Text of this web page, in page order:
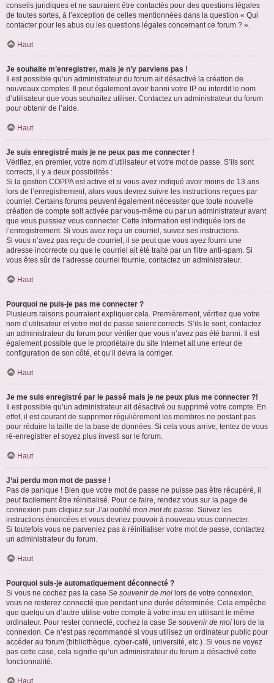
conseils juridiques et ne sauraient être contactés pour des questions légales
de toutes sortes, à l’exception de celles mentionnées dans la question « Qui
contacter pour les abus ou les questions légales concernant ce forum ? ».
Haut
Je souhaite m’enregistrer, mais je n’y parviens pas !
Il est possible qu’un administrateur du forum ait désactivé la création de
nouveaux comptes. Il peut également avoir banni votre IP ou interdit le nom
d’utilisateur que vous souhaitez utiliser. Contactez un administrateur du forum
pour obtenir de l’aide.
Haut
Je suis enregistré mais je ne peux pas me connecter !
Vérifiez, en premier, votre nom d’utilisateur et votre mot de passe. S’ils sont
corrects, il y a deux possibilités :
Si la gestion COPPA est active et si vous avez indiqué avoir moins de 13 ans
lors de l’enregistrement, alors vous devrez suivre les instructions reçues par
courriel. Certains forums peuvent également nécessiter que toute nouvelle
création de compte soit activée par vous-même ou par un administrateur avant
que vous puissiez vous connecter. Cette information est indiquée lors de
l’enregistrement. Si vous avez reçu un courriel, suivez ses instructions.
Si vous n’avez pas reçu de courriel, il se peut que vous ayez fourni une
adresse incorrecte ou que le courriel ait été traité par un filtre anti-spam. Si
vous êtes sûr de l’adresse courriel fournie, contactez un administrateur.
Haut
Pourquoi ne puis-je pas me connecter ?
Plusieurs raisons pourraient expliquer cela. Premièrement, vérifiez que votre
nom d’utilisateur et votre mot de passe soient corrects. S’ils le sont, contactez
un administrateur du forum pour vérifier que vous n’avez pas été banni. Il est
également possible que le propriétaire du site Internet ait une erreur de
configuration de son côté, et qu’il devra la corriger.
Haut
Je me suis enregistré par le passé mais je ne peux plus me connecter ?!
Il est possible qu’un administrateur ait désactivé ou supprimé votre compte. En
effet, il est courant de supprimer régulièrement les membres ne postant pas
pour réduire la taille de la base de données. Si cela vous arrive, tentez de vous
ré-enregistrer et soyez plus investi sur le forum.
Haut
J’ai perdu mon mot de passe !
Pas de panique ! Bien que votre mot de passe ne puisse pas être récupéré, il
peut facilement être réinitialisé. Pour ce faire, rendez vous sur la page de
connexion puis cliquez sur J’ai oublié mon mot de passe. Suivez les
instructions énoncées et vous devriez pouvoir à nouveau vous connecter.
Si toutefois vous ne parveniez pas à réinitialiser votre mot de passe, contactez
un administrateur du forum.
Haut
Pourquoi suis-je automatiquement déconnecté ?
Si vous ne cochez pas la case Se souvenir de moi lors de votre connexion,
vous ne resterez connecté que pendant une durée déterminée. Cela empêche
que quelqu’un d’autre utilise votre compte à votre insu en utilisant le même
ordinateur. Pour rester connecté, cochez la case Se souvenir de moi lors de la
connexion. Ce n’est pas recommandé si vous utilisez un ordinateur public pour
accéder au forum (bibliothèque, cyber-café, université, etc.). Si vous ne voyez
pas cette case, cela signifie qu’un administrateur du forum a désactivé cette
fonctionnalité.
Haut